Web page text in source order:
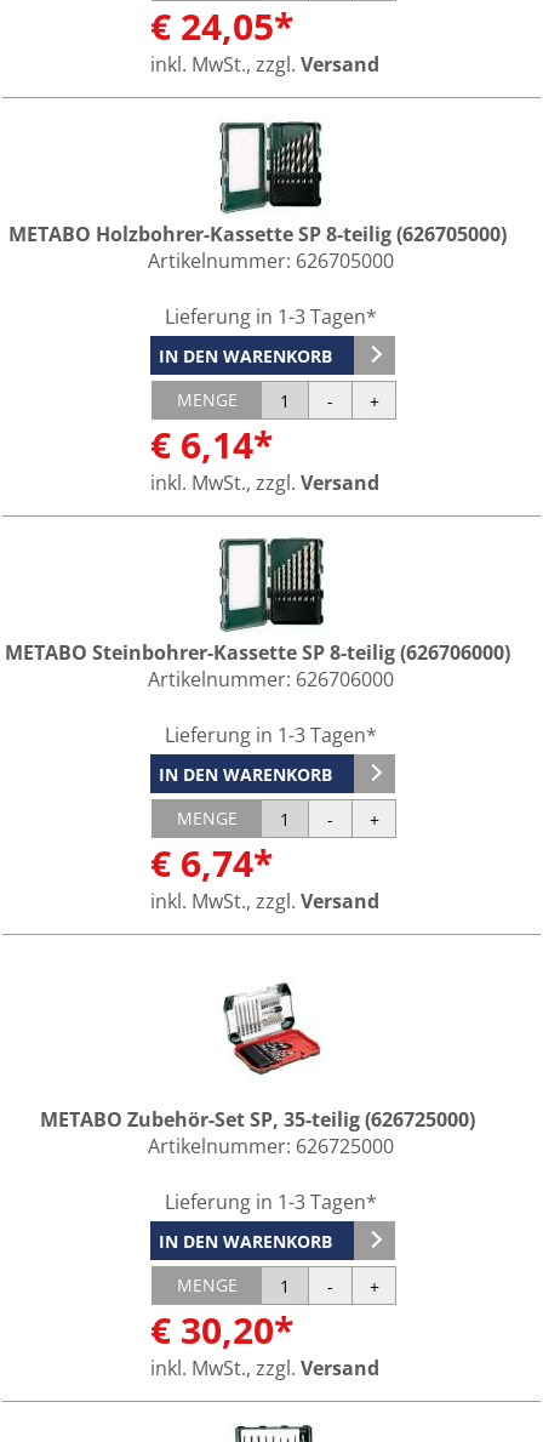
€ 24,05*
inkl. MwSt., zzgl. Versand
METABO Holzbohrer-Kassette SP 8-teilig (626705000)
Artikelnummer: 626705000
Lieferung in 1-3 Tagen*
IN DEN WARENKORB
MENGE
€ 6,14*
inkl. MwSt., zzgl. Versand
METABO Steinbohrer-Kassette SP 8-teilig (626706000)
Artikelnummer: 626706000
Lieferung in 1-3 Tagen*
IN DEN WARENKORB
MENGE
€ 6,74*
inkl. MwSt., zzgl. Versand
METABO Zubehör-Set SP, 35-teilig (626725000)
Artikelnummer: 626725000
Lieferung in 1-3 Tagen*
IN DEN WARENKORB
MENGE
€ 30,20*
inkl. MwSt., zzgl. Versand